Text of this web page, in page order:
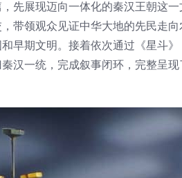
先展现迈向一体化的秦汉王朝这一
带领观众见证中华大地的先民走
早期文明。接着依次通过《星斗
汉一统，完成叙事闭环，完整呈